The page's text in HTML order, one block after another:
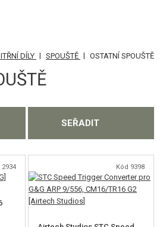
DÍLY | SPOUŠTĚ | OSTATNÍ SPOUŠTĚ
SEŘADIT
2934 Kód 9398